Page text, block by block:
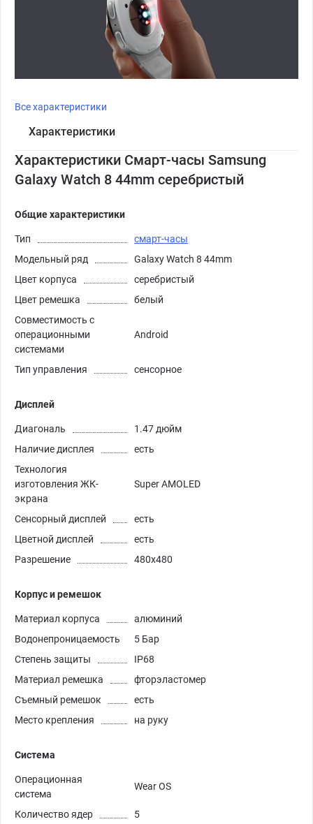
Все характеристики
Характеристики
Характеристики Смарт-часы Samsung
Galaxy Watch 8 44mm серебристый
Общие характеристики
Тип
смарт-часы
Модельный ряд
Galaxy Watch 8 44mm
Цвет корпуса
серебристый
Цвет ремешка
белый
Совместимость с
операционными
системами
Android
Тип управления сенсорное
Дисплей
Диагональ
1.47 дюйм
Наличие дисплея
есть
Технология
изготовления ЖК-
экрана
Super AMOLED
Сенсорный дисплей
есть
Цветной дисплей
есть
Разрешение
480х480
Корпус и ремешок
Материал корпуса
алюминий
Водонепроницаемость
5 Бар
Степень защиты
IP68
Материал ремешка
фторэластомер
Съемный ремешок
есть
Место крепления
на руку
Система
Операционная
система
Wear OS
Количество ядер
5